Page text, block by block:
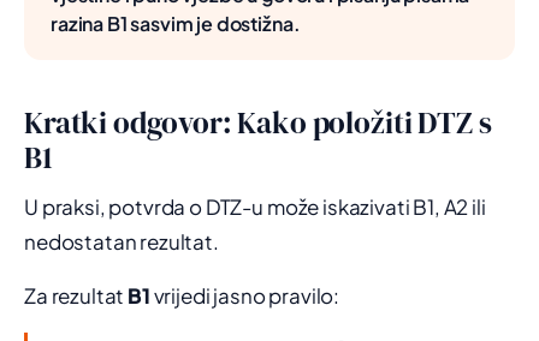
razina B1 sasvim je dostižna.
Kratki odgovor: Kako položiti DTZ s
B1
U praksi, potvrda o DTZ-u može iskazivati B1, A2 ili
nedostatan rezultat.
Za rezultat B1vrijedi jasno pravilo: